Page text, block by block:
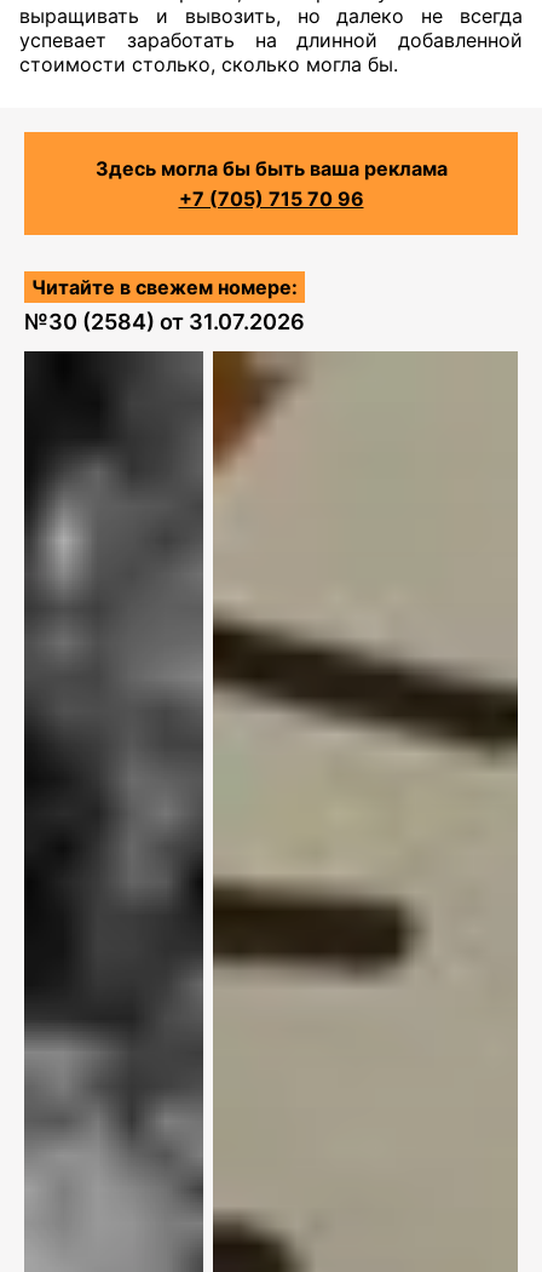
выращивать и вывозить, но далеко не всегда
успевает заработать на длинной добавленной
стоимости столько, сколько могла бы.
Здесь могла бы быть ваша реклама
+7 (705) 715 70 96
Читайте в свежем номере:
№30 (2584) от 31.07.2026